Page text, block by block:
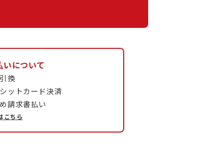
いについて
換
ットカード決済
請求書払い
こちら